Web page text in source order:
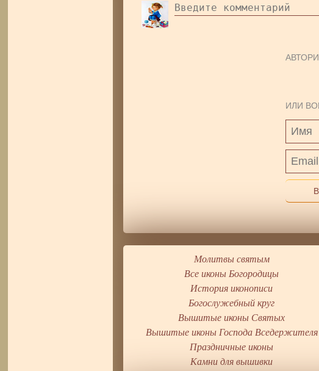
ИЛИ
Молитвы святым
Все иконы Богородицы
История иконописи
Богослужебный круг
Вышитые иконы Святых
Вышитые иконы Господа Вседержителя
Праздничные иконы
Камни для вышивки